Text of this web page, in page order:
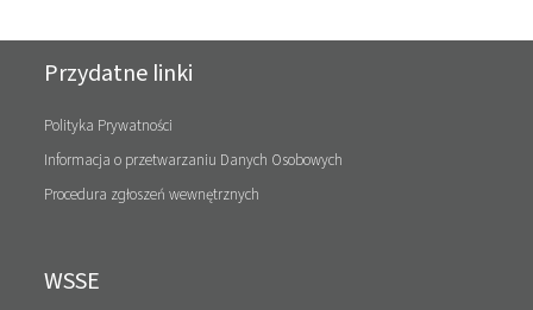
Przydatne linki
Polityka Prywatności
Informacja o przetwarzaniu Danych Osobowych
Procedura zgłoszeń wewnętrznych
WSSE